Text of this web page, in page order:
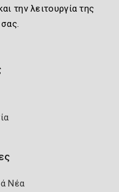
την λειτουργία της
Νέα